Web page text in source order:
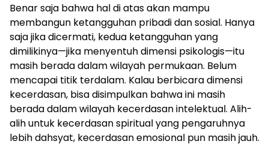
Benar saja bahwa hal di atas akan mampu
membangun ketangguhan pribadi dan sosial. Hanya
saja jika dicermati, kedua ketangguhan yang
dimilikinya—jika menyentuh dimensi psikologis—itu
masih berada dalam wilayah permukaan. Belum
mencapai titik terdalam. Kalau berbicara dimensi
kecerdasan, bisa disimpulkan bahwa ini masih
berada dalam wilayah kecerdasan intelektual. Alih-
alih untuk kecerdasan spiritual yang pengaruhnya
lebih dahsyat, kecerdasan emosional pun masih jauh.